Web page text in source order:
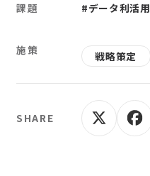
課題 #データ利活用
施策 戦略策定
SHARE